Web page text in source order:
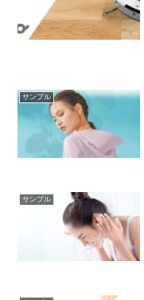
サンプル
サンプル